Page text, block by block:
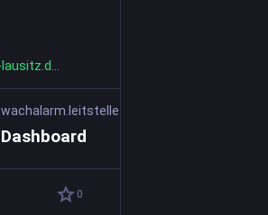
wachalarm.leitstelle-lausitz.de
Dashboard
0